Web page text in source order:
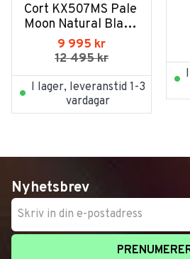
Cort KX507MS Pale
Moon Natural Black
Burst
9 995 kr
12 495kr
I lager, leveranstid 1-3
vardagar
Nyhetsbrev